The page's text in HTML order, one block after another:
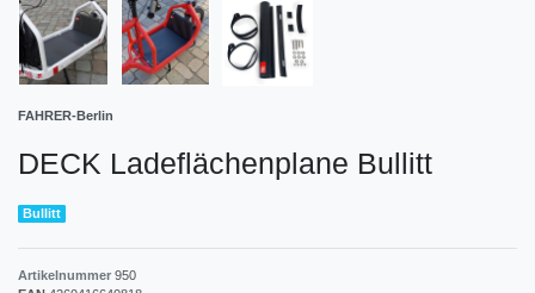
FAHRER-Berlin
DECK Ladeflächenplane Bullitt
Bullitt
Artikelnummer 950